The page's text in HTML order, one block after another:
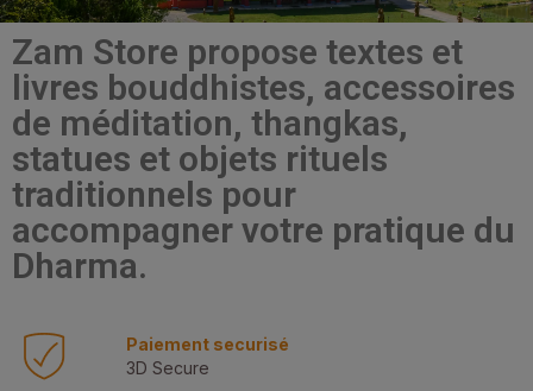
Zam Store propose textes et
livres bouddhistes, accessoires
de méditation, thangkas,
statues et objets rituels
traditionnels pour
accompagner votre pratique du
Dharma.
Paiement securisé
3D Secure